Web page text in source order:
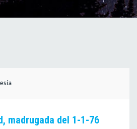
madrugada del 1-1-76